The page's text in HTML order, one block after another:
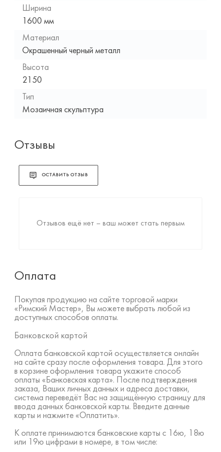
Ширина
1600 мм
Материал
Окрашенный черный металл
Высота
2150
Тип
Мозаичная скульптура
Отзывы
ОСТАВИТЬ ОТЗЫВ
Отзывов ещё нет – ваш может стать первым
Оплата
Покупая продукцию на сайте торговой марки
«Римский Мастер», Вы можете выбрать любой из
доступных способов оплаты.
Банковской картой
Оплата банковской картой осуществляется онлайн
на сайте сразу после оформления товара. Для этого
в корзине оформления товара укажите способ
оплаты «Банковская карта». После подтверждения
заказа, Ваших личных данных и адреса доставки,
система переведёт Вас на защищённую страницу для
ввода данных банковской карты. Введите данные
карты и нажмите «Оплатить».
К оплате принимаются банковские карты с 16ю, 18ю
или 19ю цифрами в номере, в том числе: